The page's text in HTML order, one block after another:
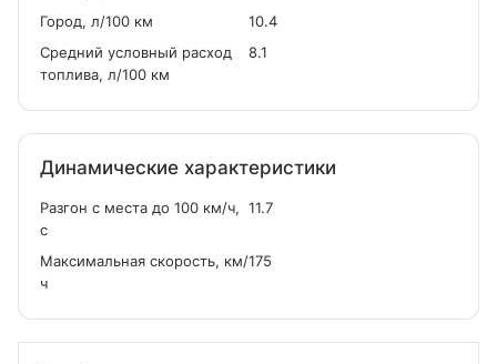
Город, л/100 км
10.4
Средний условный расход
топлива, л/100 км
8.1
Динамические характеристики
Разгон с места до 100 км/ч,
с
11.7
Максимальная скорость, км/
ч
175